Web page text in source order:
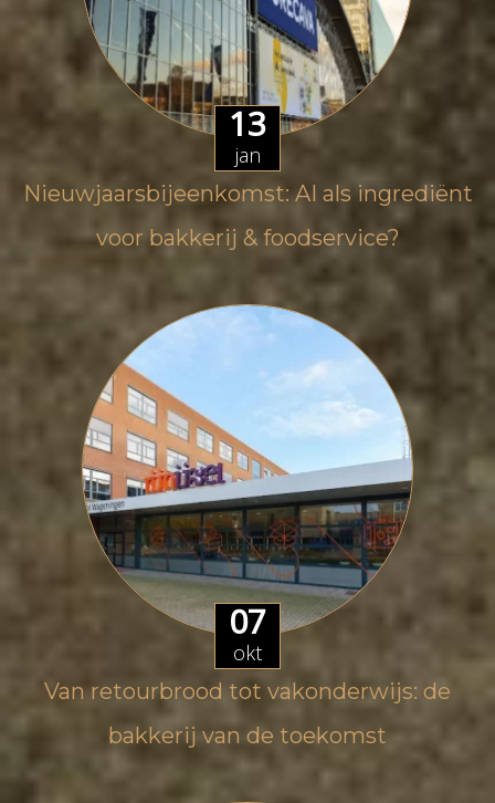
13
jan
Nieuwjaarsbijeenkomst: AI als ingrediënt
voor bakkerij & foodservice?
07
okt
Van retourbrood tot vakonderwijs: de
bakkerij van de toekomst